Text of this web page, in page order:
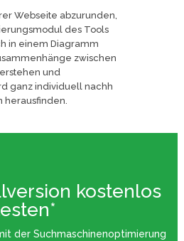
Webseite abzurunden,
des Tools
in einem Diagramm
zwischen
und
ganz individuell nachh
herausfinden.
kostenlos
der Suchmaschinenoptimierung